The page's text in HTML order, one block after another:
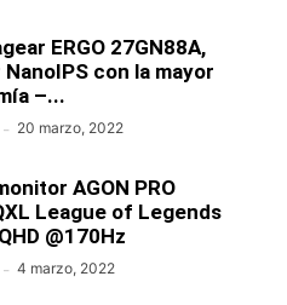
ERGO 27GN88A,
con la mayor
–...
- 20 marzo, 2022
AGON PRO
League of Legends
@170Hz
- 4 marzo, 2022